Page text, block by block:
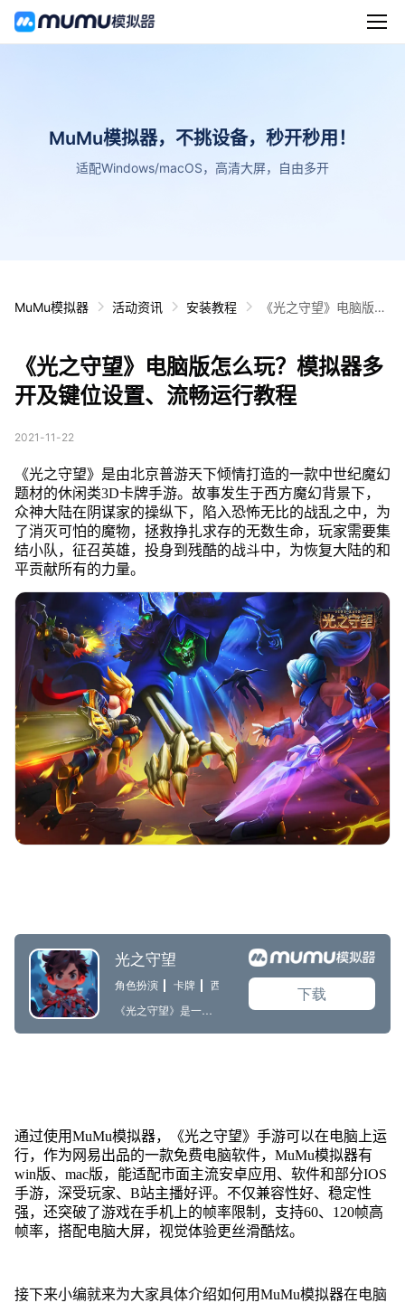
MuMu模拟器，不挑设备，秒开秒用！
适配Windows/macOS，高清大屏，自由多开
MuMu模拟器 活动资讯 安装教程
《光之守望》电脑版怎
《光之守望》电脑版怎么玩？模拟器多
开及键位设置、流畅运行教程
2021-11-22
《光之守望》是由北京普游天下倾情打造的一款中世纪魔幻
题材的休闲类3D卡牌手游。故事发生于西方魔幻背景下，
众神大陆在阴谋家的操纵下，陷入恐怖无比的战乱之中，为
了消灭可怕的魔物，拯救挣扎求存的无数生命，玩家需要集
结小队，征召英雄，投身到残酷的战斗中，为恢复大陆的和
平贡献所有的力量。
通过使用MuMu模拟器，《光之守望》手游可以在电脑上运
行，作为网易出品的一款免费电脑软件，MuMu模拟器有
win版、mac版，能适配市面主流安卓应用、软件和部分IOS
手游，深受玩家、B站主播好评。不仅兼容性好、稳定性
强，还突破了游戏在手机上的帧率限制，支持60、120帧高
帧率，搭配电脑大屏，视觉体验更丝滑酷炫。
接下来小编就来为大家具体介绍如何用MuMu模拟器在电脑